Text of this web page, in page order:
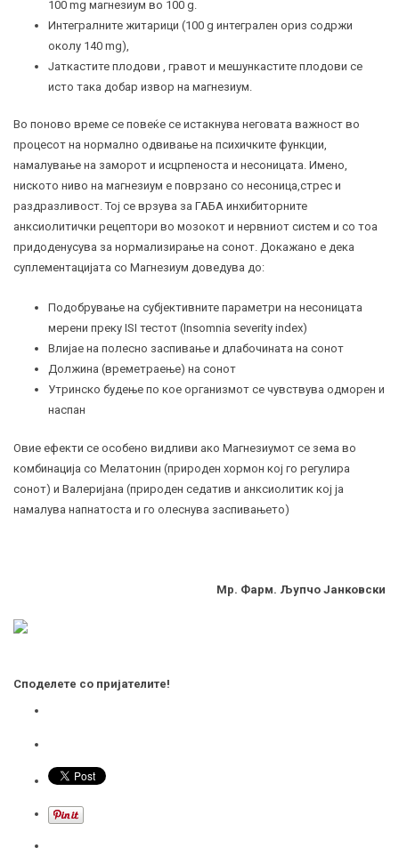
100 mg магнезиум во 100 g.
Интегралните житарици (100 g интегрален ориз содржи
околу 140 mg),
Јаткастите плодови , гравот и мешункастите плодови се
исто така добар извор на магнезиум.
Во поново време се повеќе се истакнува неговата важност во
процесот на нормално одвивање на психичките функции,
намалување на заморот и исцрпеноста и несоницата. Имено,
ниското ниво на магнезиум е поврзано со несоница,стрес и
раздразливост. Тој се врзува за ГАБА инхибиторните
анксиолитички рецептори во мозокот и нервниот систем и со тоа
придоденусува за нормализирање на сонот. Докажано е дека
суплементацијата со Магнезиум доведува до:
Подобрување на субјективните параметри на несоницата
мерени преку ISI тестот (Insomnia severity index)
Влијае на полесно заспивање и длабочината на сонот
Должина (времетраење) на сонот
Утринско будење по кое организмот се чувствува одморен и
наспан
Овие ефекти се особено видливи ако Магнезиумот се зема во
комбинација со Мелатонин (природен хормон кој го регулира
сонот) и Валеријана (природен седатив и анксиолитик кој ја
намалува напнатоста и го олеснува заспивањето)
Мр. Фарм. Љупчо Јанковски
Споделете со пријателите!